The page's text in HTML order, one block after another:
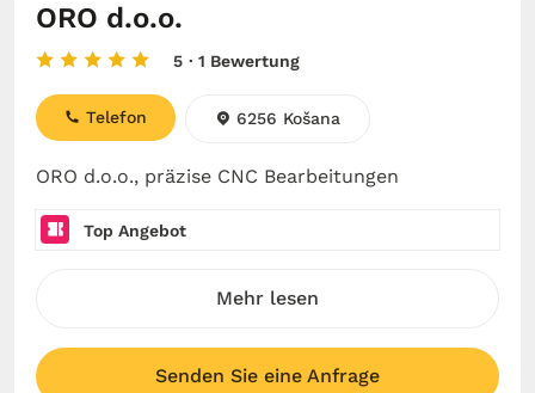
ORO d.o.o.
5 · 1 Bewertung
ORO d.o.o., präzise CNC Bearbeitungen
Telefon 6256 Košana
Top Angebot
Mehr lesen
Senden Sie eine Anfrage